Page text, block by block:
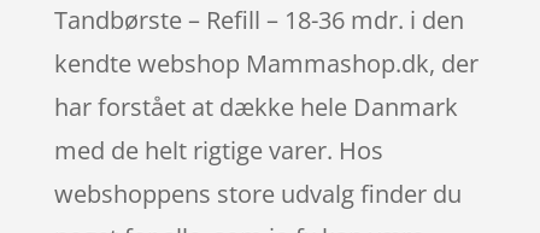
Tandbørste – Refill – 18-36 mdr. i den
kendte webshop Mammashop.dk, der
har forstået at dække hele Danmark
med de helt rigtige varer. Hos
webshoppens store udvalg finder du